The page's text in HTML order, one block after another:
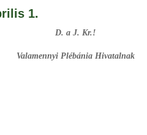
1.
D. a J. Kr.!
Valamennyi Plébánia Hivatalnak